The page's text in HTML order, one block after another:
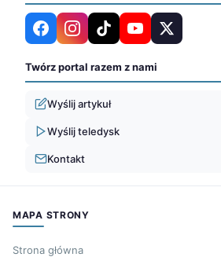
Twórz portal razem z nami
Wyślij artykuł
Wyślij teledysk
Kontakt
MAPA STRONY
Strona główna